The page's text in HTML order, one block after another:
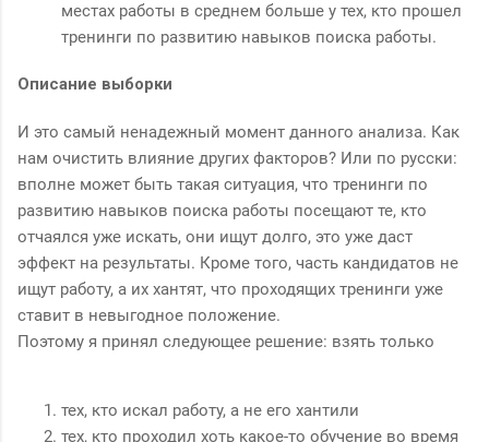
местах работы в среднем больше у тех, кто прошел
тренинги по развитию навыков поиска работы.
Описание выборки
И это самый ненадежный момент данного анализа. Как
нам очистить влияние других факторов? Или по русски:
вполне может быть такая ситуация, что тренинги по
развитию навыков поиска работы посещают те, кто
отчаялся уже искать, они ищут долго, это уже даст
эффект на результаты. Кроме того, часть кандидатов не
ищут работу, а их хантят, что проходящих тренинги уже
ставит в невыгодное положение.
Поэтому я принял следующее решение: взять только
тех, кто искал работу, а не его хантили
тех, кто проходил хоть какое-то обучение во время